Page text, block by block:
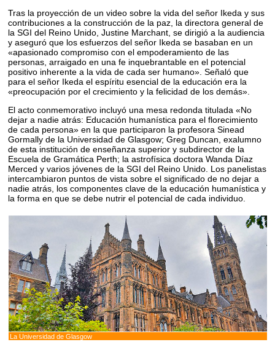
Tras la proyección de un video sobre la vida del señor Ikeda y sus
contribuciones a la construcción de la paz, la directora general de
la SGI del Reino Unido, Justine Marchant, se dirigió a la audiencia
y aseguró que los esfuerzos del señor Ikeda se basaban en un
«apasionado compromiso con el empoderamiento de las
personas, arraigado en una fe inquebrantable en el potencial
positivo inherente a la vida de cada ser humano». Señaló que
para el señor Ikeda el espíritu esencial de la educación era la
«preocupación por el crecimiento y la felicidad de los demás».
El acto conmemorativo incluyó una mesa redonda titulada «No
dejar a nadie atrás: Educación humanística para el florecimiento
de cada persona» en la que participaron la profesora Sinead
Gormally de la Universidad de Glasgow; Greg Duncan, exalumno
de esta institución de enseñanza superior y subdirector de la
Escuela de Gramática Perth; la astrofísica doctora Wanda Díaz
Merced y varios jóvenes de la SGI del Reino Unido. Los panelistas
intercambiaron puntos de vista sobre el significado de no dejar a
nadie atrás, los componentes clave de la educación humanística y
la forma en que se debe nutrir el potencial de cada individuo.
La Universidad de Glasgow